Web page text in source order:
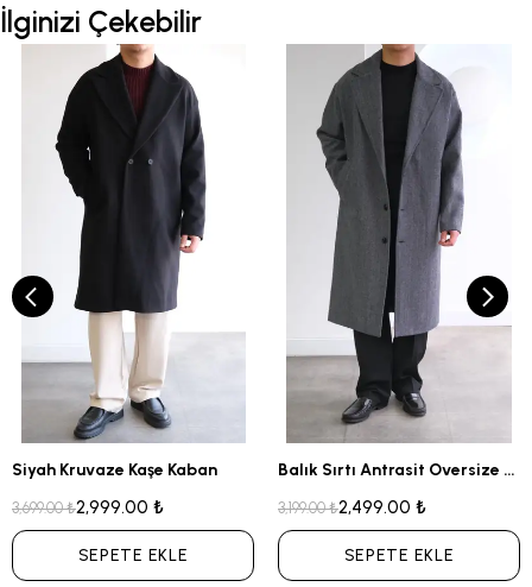
İlginizi Çekebilir
Siyah Kruvaze Kaşe Kaban
3,699.00 ₺2,999.00 ₺
SEPETE EKLE
Balık Sırtı Antrasit Oversize Kaban
3,199.00 ₺2,499.00 ₺
SEPETE EKLE